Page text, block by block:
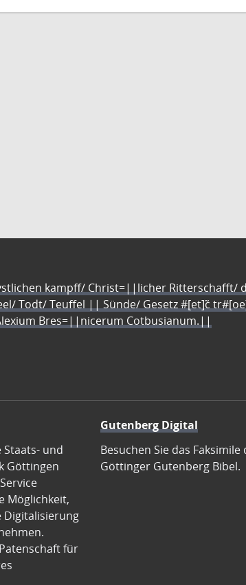
kampff/ Christ=||licher Ritterschafft/
Todt/ Teuffel || Sünde/ Gesetz #[et]c̃
Bres=||nicerum Cotbusianum.||
Staats- und
Göttingen
Möglichkeit,
Digitalisierung
für
Gutenberg Digital
Besuchen Sie das Faksimile
Göttinger Gutenberg Bibel.